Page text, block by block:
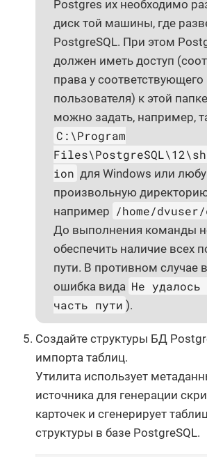
Postgres их необходимо
диск той машины, где
PostgreSQL. При этом
должен иметь доступ
права у соответствующего
пользователя) к этой
можно задать, например,
C:\Program
ion для Windows или
произвольную
например /home/
До выполнения команды
обеспечить наличие всех
пути. В противном случае
ошибка вида Не удалось
часть пути ).
Создайте структуры БД
импорта таблиц.
Утилита использует
источника для генерации
карточек и сгенерирует
структуры в базе PostgreSQL.